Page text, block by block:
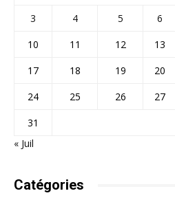
3 4 5 6
10
11 12 13
17
18 19 20
24
25 26 27
31
« Juil
Catégories